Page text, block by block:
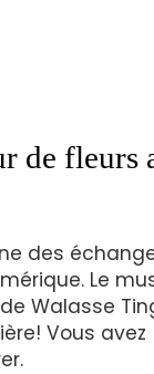
de fleurs
des
Le
Walasse
Vous avez